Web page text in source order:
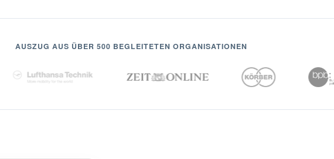
AUSZUG AUS ÜBER 500 BEGLEITETEN ORGANISATIONEN